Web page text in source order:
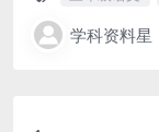
学科资料星